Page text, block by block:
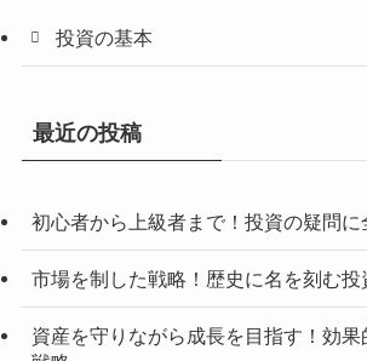
投資の基本
最近の投稿
初心者から上級者まで！投資の疑問に
市場を制した戦略！歴史に名を刻む投
資産を守りながら成長を目指す！効果